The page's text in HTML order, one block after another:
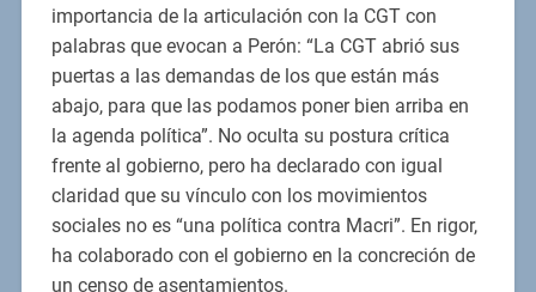
importancia de la articulación con la CGT con
palabras que evocan a Perón: “La CGT abrió sus
puertas a las demandas de los que están más
abajo, para que las podamos poner bien arriba en
la agenda política”. No oculta su postura crítica
frente al gobierno, pero ha declarado con igual
claridad que su vínculo con los movimientos
sociales no es “una política contra Macri”. En rigor,
ha colaborado con el gobierno en la concreción de
un censo de asentamientos.